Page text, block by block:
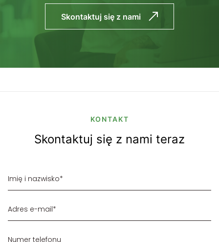
Skontaktuj się z nami
KONTAKT
Skontaktuj się z nami teraz